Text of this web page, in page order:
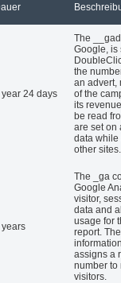
year 24 days
The
Google, is
the
an advert,
of the
its
be read
are set on
data while
other sites.
years
The _ga
Google
visitor,
data and
usage for
report.
assigns a
number to
visitors.